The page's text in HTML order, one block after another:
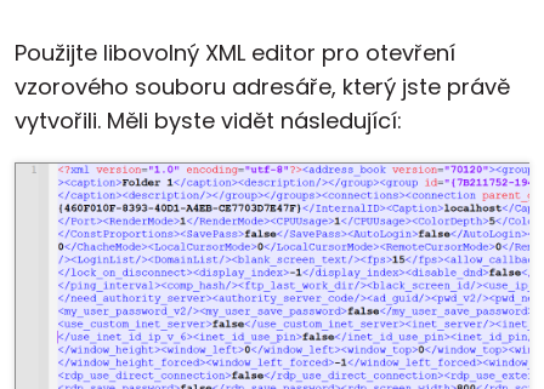
Použijte libovolný XML editor pro otevření
vzorového souboru adresáře, který jste právě
vytvořili. Měli byste vidět následující: